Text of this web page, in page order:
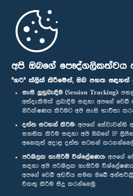
අපි ඔබගේ පෞද්ගලිකත්වය
"හරි" ක්ලික් කිරීමෙන්, ඔබ පහත සඳහන්
සැසි ලුහුබැඳීම (Session Tracking):
අත්දැකීමක් ලබාදීම සඳහා අපගේ වෙබ්
නිරීක්ෂණය කිරීමට අපි සැසි භාවිතා
දත්ත සටහන් කිරීම: අපගේ සේවාවන්හි
සහතික කිරීම සඳහා අපි ඔබගේ IP
අනෙකුත් අදාළ දත්ත සටහන්
පරිශීලක හැසිරීම් විශ්ලේෂණය: අපගේ
සඳහා අපි පරිශීලක හැසිරීම
අපගේ වෙබ් අඩවිය සමඟ ඔබේ
එකතු කිරීම සිදු කරන්නෙමු.
මුල් පිටුව
පාර්ලිමේන්තු ජංගම යෙදුම
අප හා සම්බන්ධ වී සිටින්න :
සම්මාන
පෞද්ගලිකත්ව ප්‍රතිපත්තිය